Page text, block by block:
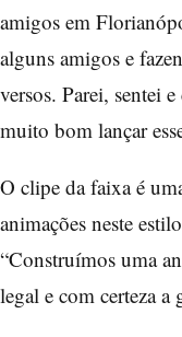
amigos em
alguns amigos e
versos. Parei, sentei
muito bom lançar
O clipe da faixa é
animações neste
“Construímos uma
legal e com certeza